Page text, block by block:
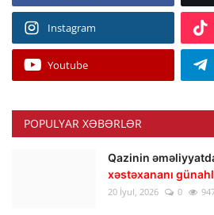
Instagram
Youtube
POPULYAR XƏBƏRLƏR
Qazinin
xəstəxananı
20 İyul, 2026 0